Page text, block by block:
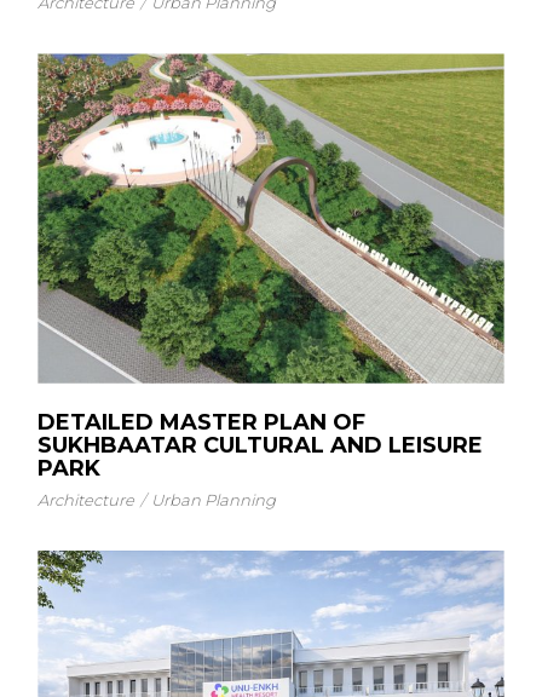
DETAILED MASTER PLAN OF
SUKHBAATAR CULTURAL AND LEISURE
PARK
Architecture Urban Planning